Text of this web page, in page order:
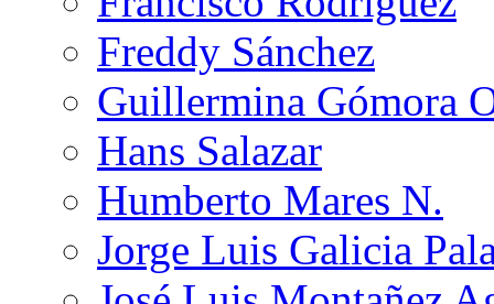
Freddy Sánchez
Guillermina Gómora
Hans Salazar
Humberto Mares N.
Jorge Luis Galicia